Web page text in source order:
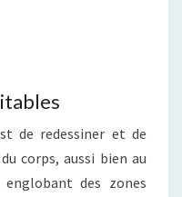
de redessiner et de
corps, aussi bien au
englobant des zones